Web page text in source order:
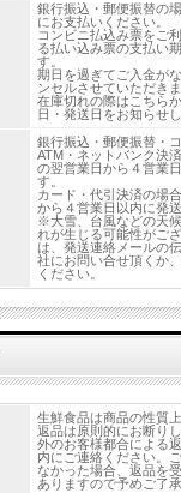
銀行振込・郵便振替の
にお支払いください。
コンビニ払込み票をご
る払い込み票の支払い
す。
期日を過ぎてご入金が
ンセルさせていただきま
在庫切れの際はこちら
日・発送日をお知らせし
銀行振込・郵便振替・
ATM・ネットバンク決
の翌営業日から４営業
す。
カード・代引決済の場
から４営業日以内に発
※大雪、台風などの天
れが生じる可能性がご
は、発送連絡メールの
社にお問い合せ頂くか
ください。
生鮮食品は商品の性質
返品は原則的にお断り
外のお客様都合による
内にご連絡ください。
なかった場合、返品を
ありますので予めご了承